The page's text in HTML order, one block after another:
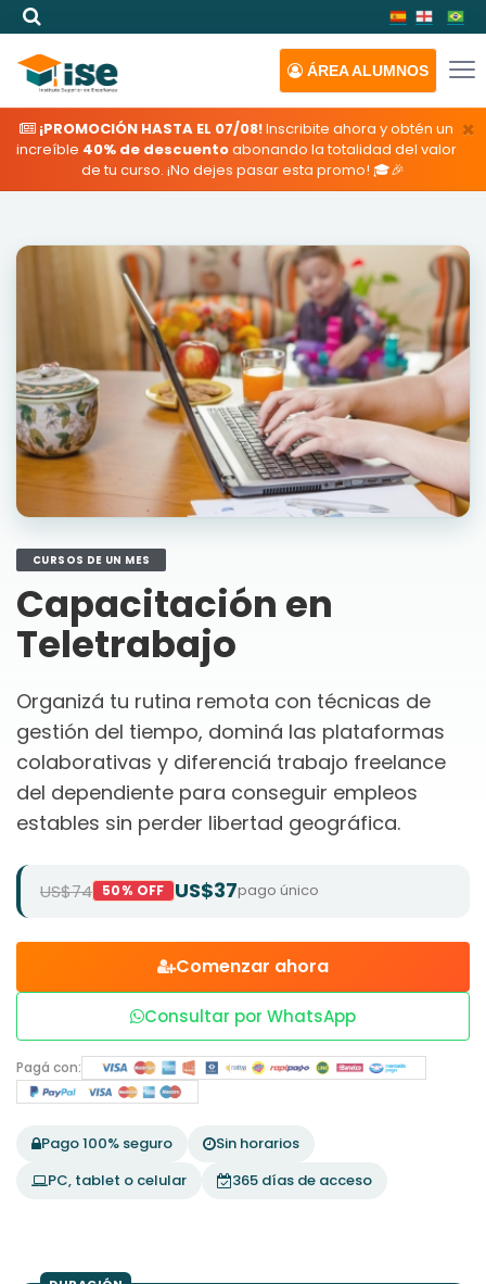
ÁREAALUMNOS
×
¡PROMOCIÓN HASTA EL 07/08!Inscribite ahora y obtén un
increíble 40% de descuentoabonando la totalidad del valor
de tu curso. ¡No dejes pasar esta promo! 🎓🎉
CURSOS DE UN MES
Capacitación en
Teletrabajo
Organizá tu rutina remota con técnicas de
gestión del tiempo, dominá las plataformas
colaborativas y diferenciá trabajo freelance
del dependiente para conseguir empleos
estables sin perder libertad geográfica.
US$74 50% OFF US$37pago único
Comenzar ahora
Consultar por WhatsApp
Pagá con:
Pago 100% seguro
Sin horarios
PC, tablet o celular
365 días de acceso